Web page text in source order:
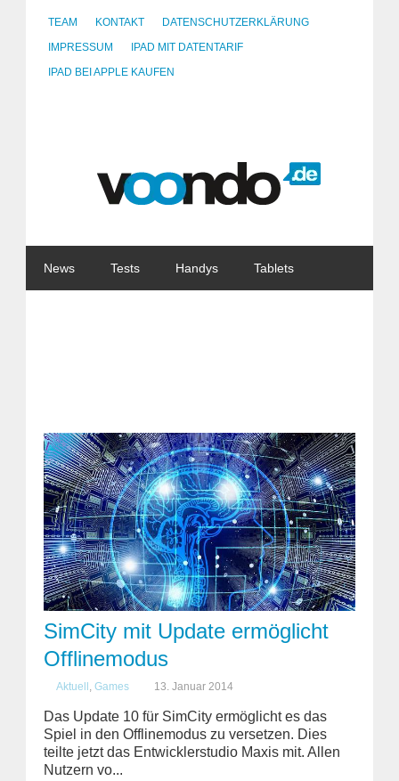
TEAM KONTAKT
DATENSCHUTZERKLÄRUNG
IMPRESSUM
IPAD MIT DATENTARIF
IPAD BEI APPLE KAUFEN
News Tests Handys Tablets
SimCity mit Update ermöglicht
Offlinemodus
Aktuell , Games 13. Januar 2014
Das Update 10 für SimCity ermöglicht es das
Spiel in den Offlinemodus zu versetzen. Dies
teilte jetzt das Entwicklerstudio Maxis mit. Allen
Nutzern vo...